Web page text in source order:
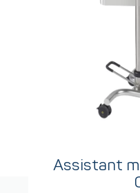
Assistant